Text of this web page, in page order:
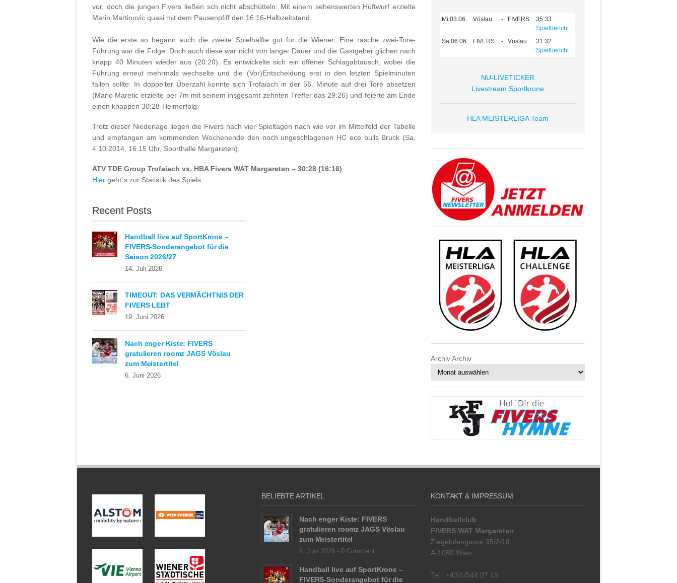
vor, doch die jungen Fivers ließen sch nicht abschütteln: Mit einem sehenswerten Hüftwurf erzielte
Marin Martinovic quasi mit dem Pausenpfiff den 16:16-Halbzeitstand.
Wie die erste so begann auch die zweite Spielhälfte gut für die Wiener: Eine rasche zwei-Tore-
Führung war die Folge. Doch auch diese war nicht von langer Dauer und die Gastgeber glichen nach
knapp 40 Minuten wieder aus (20:20). Es entwickelte sich ein offener Schlagabtausch, wobei die
Führung erneut mehrmals wechselte und die (Vor)Entscheidung erst in den letzten Spielminuten
fallen sollte: In doppelter Überzahl konnte sich Trofaiach in der 56. Minute auf drei Tore absetzen
(Mario Maretic erzielte per 7m mit seinem insgesamt zehnten Treffer das 29:26) und feierte am Ende
einen knappen 30:28-Heimerfolg.
Trotz dieser Niederlage liegen die Fivers nach vier Spieltagen nach wie vor im Mittelfeld der Tabelle
und empfangen am kommenden Wochenende den noch ungeschlagenen HC ece bulls Bruck (Sa,
4.10.2014, 16.15 Uhr, Sporthalle Margareten).
ATV TDE Group Trofaiach vs. HBA Fivers WAT Margareten – 30:28 (16:16)
Hier geht´s zur Statistik des Spiels.
Recent Posts
Handball live auf SportKrone –
FIVERS-Sonderangebot für die
Saison 2026/27
14. Juli 2026
TIMEOUT: DAS VERMÄCHTNIS DER
FIVERS LEBT
19. Juni 2026
Nach enger Kiste: FIVERS
gratulieren roomz JAGS Vöslau
zum Meistertitel
6. Juni 2026
Mi 03.06 Vöslau - FIVERS
35:33
Spielbericht
Sa 06.06
FIVERS - Vöslau
31:32
Spielbericht
NU-LIVETICKER
Livestream Sportkrone
HLA MEISTERLIGA Team
ArchivArchiv
BELIEBTE ARTIKEL
Nach enger Kiste: FIVERS
gratulieren roomz JAGS Vöslau
zum Meistertitel
6. Juni 2026 - 0 Comment
Handball live auf SportKrone –
FIVERS-Sonderangebot für die
KONTAKT & IMPRESSUM
Handballclub
FIVERS WAT Margareten
Ziegelofengasse 35/2/18
A-1050 Wien
Tel.: +43/1/544 07 49